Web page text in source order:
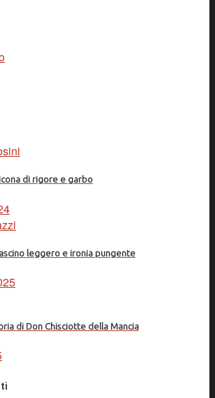
di rigore e garbo
leggero e ironia pungente
di Don Chisciotte della Mancia